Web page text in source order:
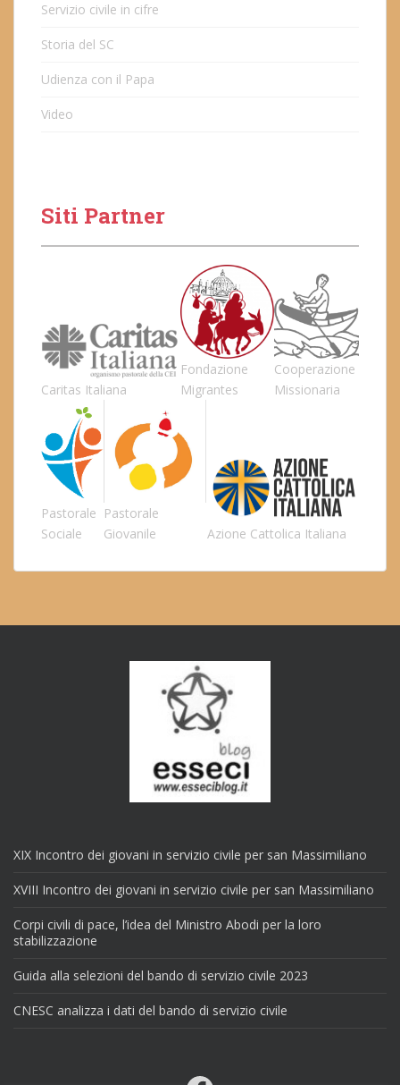
Servizio civile in cifre
Storia del SC
Udienza con il Papa
Video
Siti Partner
Caritas Italiana
Fondazione
Migrantes
Cooperazione
Missionaria
Pastorale
Sociale
Pastorale
Giovanile
Azione Cattolica Italiana
XIX Incontro dei giovani in servizio civile per san Massimiliano
XVIII Incontro dei giovani in servizio civile per san Massimiliano
Corpi civili di pace, l’idea del Ministro Abodi per la loro
stabilizzazione
Guida alla selezioni del bando di servizio civile 2023
CNESC analizza i dati del bando di servizio civile